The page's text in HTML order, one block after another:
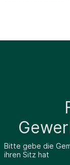
Bitte gebe die
ihren Sitz hat